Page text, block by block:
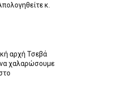
κ.
αρχή Τσεβά
χαλαρώσουμε